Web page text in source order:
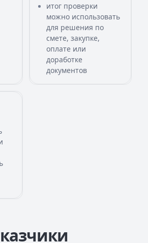
итог проверки
можно использовать
для решения по
смете, закупке,
оплате или
доработке
документов